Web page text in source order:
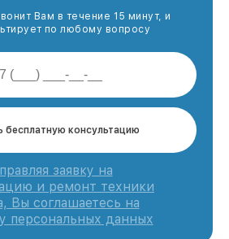
Вам в течение 15 минут, и
по любому вопросу
бесплатную консультацию
заявку на
и ремонт техники
Вы соглашаетесь на
персональных данных